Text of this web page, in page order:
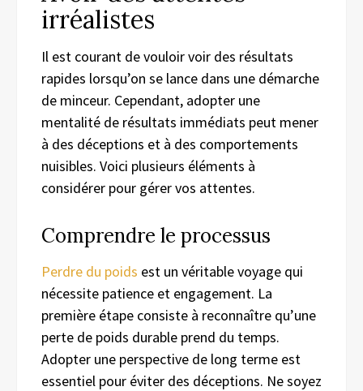
irréalistes
Il est courant de vouloir voir des résultats
rapides lorsqu’on se lance dans une démarche
de minceur. Cependant, adopter une
mentalité de résultats immédiats peut mener
à des déceptions et à des comportements
nuisibles. Voici plusieurs éléments à
considérer pour gérer vos attentes.
Comprendre le processus
Perdre du poids est un véritable voyage qui
nécessite patience et engagement. La
première étape consiste à reconnaître qu’une
perte de poids durable prend du temps.
Adopter une perspective de long terme est
essentiel pour éviter des déceptions. Ne soyez